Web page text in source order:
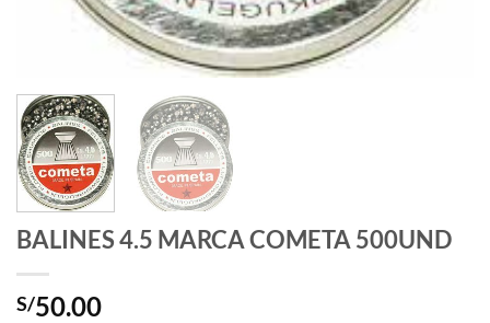
BALINES 4.5 MARCA COMETA 500UND
S/50.00